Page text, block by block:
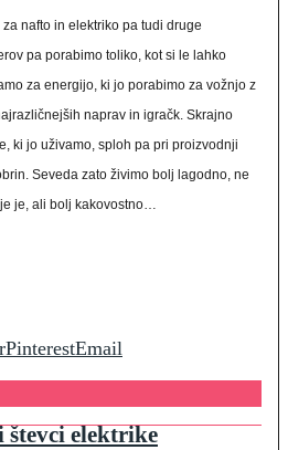
nafto in elektriko pa tudi druge
pa porabimo toliko, kot si le lahko
za energijo, ki jo porabimo za vožnjo z
naprav in igračk. Skrajno
ki jo uživamo, sploh pa pri proizvodnji
Seveda zato živimo bolj lagodno, ne
je, ali bolj kakovostno…
PinterestEmail
elektrike